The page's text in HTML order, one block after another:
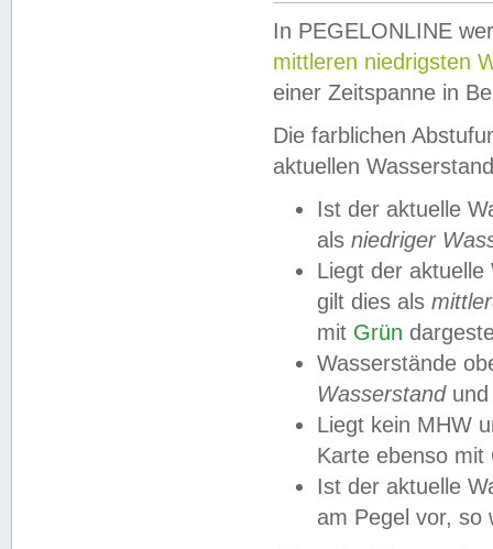
In PEGELONLINE
mittleren niedrigsten
einer Zeitspanne in
Die farblichen
aktuellen
Ist der aktuelle
als niedriger
Liegt der
gilt dies als
mit Grün
Wasserstände
Wasserstandund
Liegt kein MHW
Karte ebenso mit
Ist der aktuelle
am Pegel vor,